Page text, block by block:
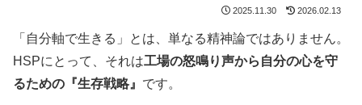
2025.11.30 2026.02.13
「自分軸で生きる」とは、単なる精神論ではありません。
HSPにとって、それは工場の怒鳴り声から自分の心を守
るための『生存戦略』 です。